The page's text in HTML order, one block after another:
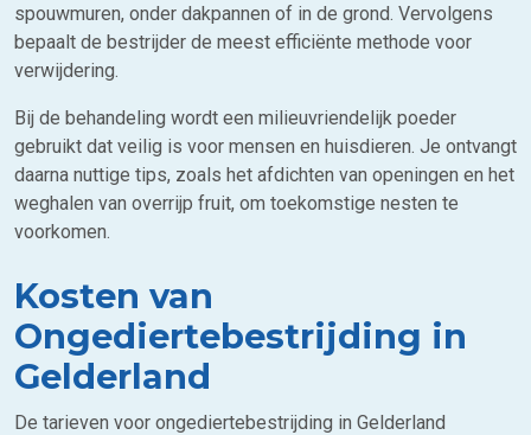
spouwmuren, onder dakpannen of in de grond. Vervolgens
bepaalt de bestrijder de meest efficiënte methode voor
verwijdering.
Bij de behandeling wordt een milieuvriendelijk poeder
gebruikt dat veilig is voor mensen en huisdieren. Je ontvangt
daarna nuttige tips, zoals het afdichten van openingen en het
weghalen van overrijp fruit, om toekomstige nesten te
voorkomen.
Kosten van
Ongediertebestrijding in
Gelderland
De tarieven voor ongediertebestrijding in Gelderland